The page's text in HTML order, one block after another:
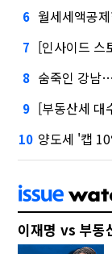
6 월세세액공
7 [인사이드
8 숨죽인 강남
9 [부동산세 대
10 양도세 '캡
이재명 vs 부동